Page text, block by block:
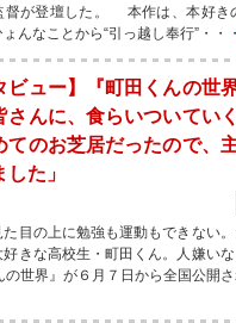
督が登壇した。 本作は、本好き
んなことから“引っ越し奉行”・・・
ビュー】『町田くんの世
さんに、食らいついてい
てのお芝居だったので、
した」
目の上に勉強も運動もできない
好きな高校生・町田くん。人嫌い
世界』が６月７日から全国公開